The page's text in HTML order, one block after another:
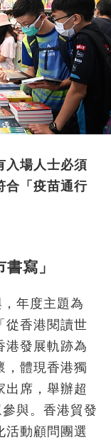
入場人士必須
合「疫苗通行
寫」
年度主題為
從香港閱讀世
港發展軌跡為
，體現香港獨
出席，舉辦超
與。香港貿發
活動顧問團選